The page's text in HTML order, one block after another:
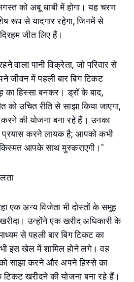
को अबू धाबी में होगा। यह चरण
रूप से यादगार रहेगा, जिनमें से
जीत लिए हैं।
वाला पानी विक्रेता, जो परिवार से
जीवन में पहली बार बिग टिकट
का हिस्सा बनकर। ड्रॉ के बाद,
को उचित रीति से साझा किया जाएगा,
करने की योजना बना रहे हैं। उनका
करने लायक है; आपको कभी
आपके साथ मुस्कराएगी।"
एक अन्य विजेता भी दोस्तों के समूह
उन्होंने एक खरीद अधिकारी के
से पहली बार बिग टिकट का
इस खेल में शामिल होने लगे। वह
साझा करने और अपने हिस्से का
खरीदने की योजना बना रहे हैं।